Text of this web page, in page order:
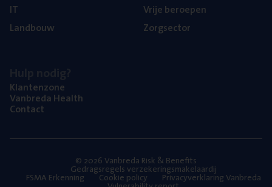
IT
Land­bouw
Vrije beroe­pen
Zorg­sec­tor
Klan­ten­zo­ne
Van­b­re­da Health
Con­tact
© 2026 Vanbreda Risk & Benefits
Gedragsregels verzekeringsmakelaardij
FSMA Erkenning Cookie policy Privacyverklaring Vanbreda